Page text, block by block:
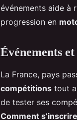
événements aide à
progression en
Événements
La France, pays
compétitions tout
de tester ses
Comment